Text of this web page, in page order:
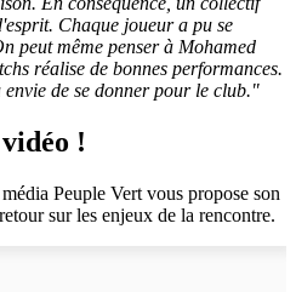
Chaque joueur a pu se
peut même penser à Mohamed
réalise de bonnes performances.
de se donner pour le club."
!
Peuple Vert vous propose son
sur les enjeux de la rencontre.